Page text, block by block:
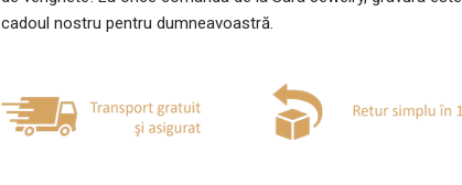
cadoul nostru pentru dumneavoastră.